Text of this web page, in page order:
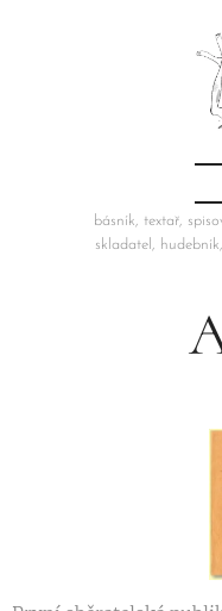
básník, textař,
skladatel,